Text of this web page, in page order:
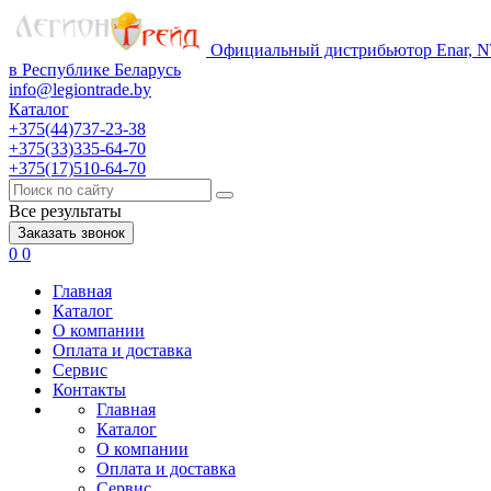
Официальный дистрибьютор Enar,
в Республике Беларусь
info@legiontrade.by
Каталог
+375(44)737-23-38
+375(33)335-64-70
+375(17)510-64-70
Все результаты
Заказать звонок
0 0
Главная
Каталог
О компании
Оплата и доставка
Сервис
Контакты
Главная
Каталог
О компании
Оплата и доставка